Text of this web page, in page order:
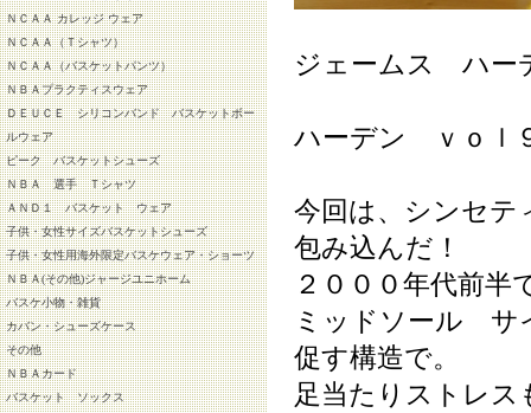
ＮＣＡＡ カレッジ ウェア
ＮＣＡＡ（Ｔシャツ）
ＮＣＡＡ（バスケットパンツ）
ＮＢＡプラクティスウェア
ＤＥＵＣＥ シリコンバンド バスケットボー
ルウェア
ピーク バスケットシューズ
ＮＢＡ 選手 Ｔシャツ
ＡＮＤ１ バスケット ウェア
子供・女性サイズバスケットシューズ
子供・女性用海外限定バスケウェア・ショーツ
ＮＢＡ(その他)ジャージユニホーム
バスケ小物・雑貨
カバン・シューズケース
その他
ＮＢＡカード
バスケット ソックス
ジェームス ハー
ハーデン ｖｏｌ
今回は、シンセ
包み込んだ！
２０００年代前
ミッドソール
促す構造で。
足当たりストレ